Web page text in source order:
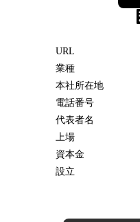
URL
業種
本社所在地
電話番号
代表者名
上場
資本金
設立